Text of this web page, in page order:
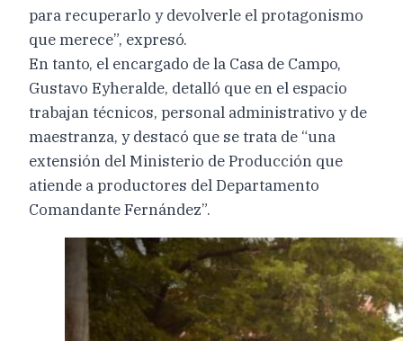
para recuperarlo y devolverle el protagonismo
que merece”, expresó.
En tanto, el encargado de la Casa de Campo,
Gustavo Eyheralde, detalló que en el espacio
trabajan técnicos, personal administrativo y de
maestranza, y destacó que se trata de “una
extensión del Ministerio de Producción que
atiende a productores del Departamento
Comandante Fernández”.